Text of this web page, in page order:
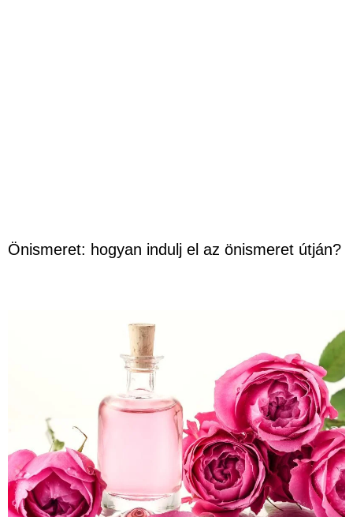
Önismeret: hogyan indulj el az önismeret útján?